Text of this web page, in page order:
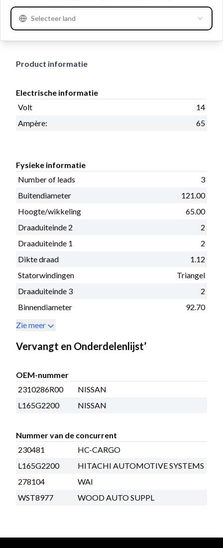
Draaduiteinde 1 2, Dikte draad 1.12, Statorwindingen
Triangel, Draaduiteinde 3 2, Binnendiameter 92.70,
Buitendiameter in mm 2 117.50, Hoogte 22.60
Product informatie
Electrische informatie
Volt
14
Ampère:
65
Fysieke informatie
Number of leads
3
Buitendiameter
121.00
Hoogte/wikkeling
65.00
Draaduiteinde 2
2
Draaduiteinde 1
2
Dikte draad
1.12
Statorwindingen
Triangel
Draaduiteinde 3
2
Binnendiameter
92.70
Zie meer
Vervangt en Onderdelenlijst’
OEM-nummer
2310286R00
NISSAN
L165G2200
NISSAN
Nummer van de concurrent
230481
HC-CARGO
L165G2200
HITACHI AUTOMOTIVE SYSTEMS
278104
WAI
WST8977
WOOD AUTO SUPPL
Selecteer land